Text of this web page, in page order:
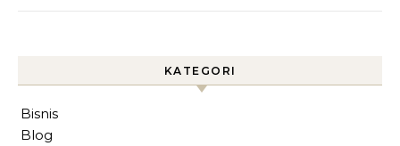
KATEGORI
Bisnis
Blog